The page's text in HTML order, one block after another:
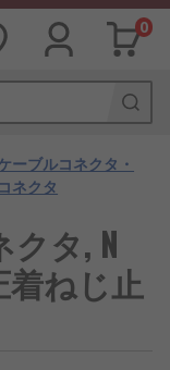
0
ーブルコネクタ・
ネクタ
クタ, N
ねじ止